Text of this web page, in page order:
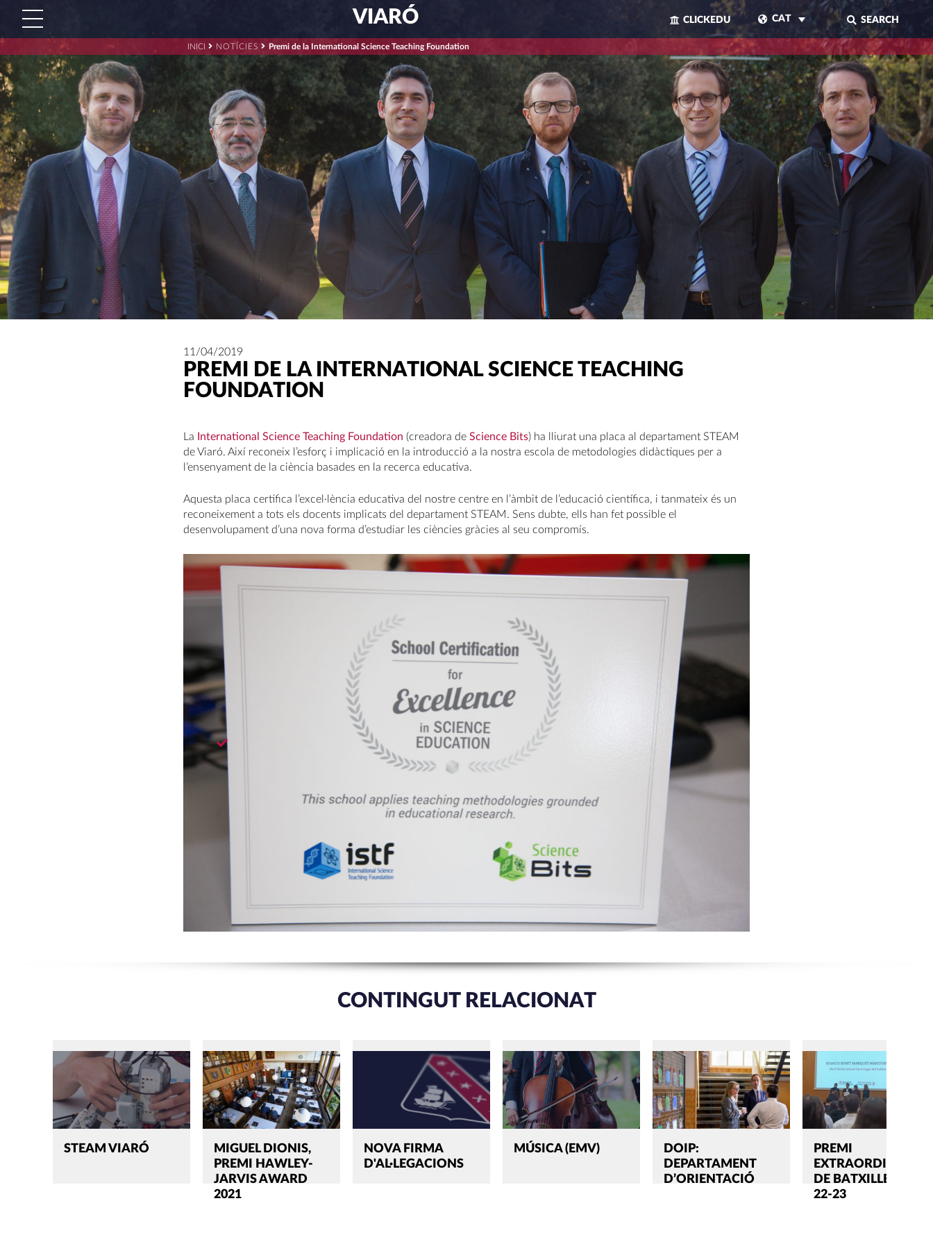
VIARÓ CLICKEDU CAT SEARCH
Cerca:'
TANCAR
INICI NOTÍCIES Premi de la International Science Teaching Foundation
11/04/2019
PREMI DE LA INTERNATIONAL SCIENCE TEACHING
FOUNDATION
La International Science Teaching Foundation (creadora de Science Bits) ha lliurat una placa al departament STEAM
de Viaró. Així reconeix l’esforç i implicació en la introducció a la nostra escola de metodologies didàctiques per a
l’ensenyament de la ciència basades en la recerca educativa.
Aquesta placa certifica l’excel·lència educativa del nostre centre en l’àmbit de l’educació científica, i tanmateix és un
reconeixement a tots els docents implicats del departament STEAM. Sens dubte, ells han fet possible el
desenvolupament d’una nova forma d’estudiar les ciències gràcies al seu compromís.
CONTINGUT RELACIONAT
STEAM VIARÓ
MIGUEL DIONIS,
PREMI HAWLEY-
JARVIS AWARD
2021
NOVA FIRMA
D'AL·LEGACIONS
MÚSICA (EMV)
DOIP:
DEPARTAMENT
D’ORIENTACIÓ
PREMI
EXTRAORDINARI
DE BATXILLERAT
22-23